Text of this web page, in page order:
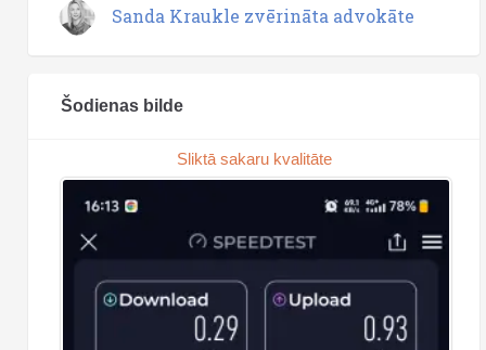
Sanda Kraukle zvērināta advokāte
Šodienas bilde
Sliktā sakaru kvalitāte